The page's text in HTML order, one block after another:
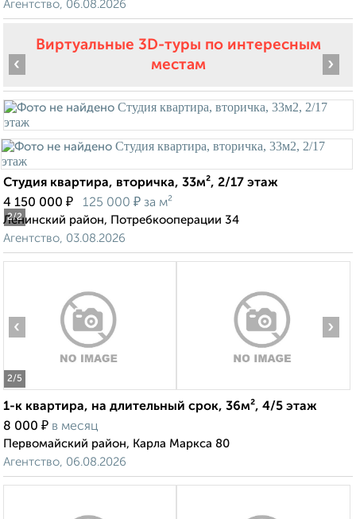
Агентство, 06.08.2026
Виртуальные 3D-туры по интересным
местам
2/2
‹ ›
Студия квартира, вторичка, 33м², 2/17 этаж
4 150 000 ₽ 125 000 ₽ за м²
Ленинский район, Потребкооперации 34
Агентство, 03.08.2026
2/5
‹ ›
1-к квартира, на длительный срок, 36м², 4/5 этаж
8 000 ₽ в месяц
Первомайский район, Карла Маркса 80
Агентство, 06.08.2026